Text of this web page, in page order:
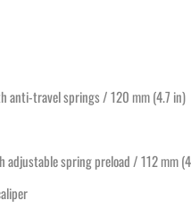
anti-travel springs / 120 mm (4.7 in)
adjustable spring preload / 112 mm